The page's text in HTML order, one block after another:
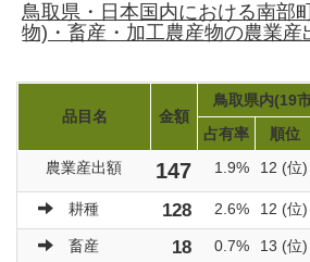
鳥取県・日本国内における南部
物)・畜産・加工農産物の農業産
品目名 金額
鳥取県内(19
占有率
順位
農業産出額
147 1.9% 12 (位)
耕種 128 2.6% 12 (位)
畜産 18 0.7% 13 (位)